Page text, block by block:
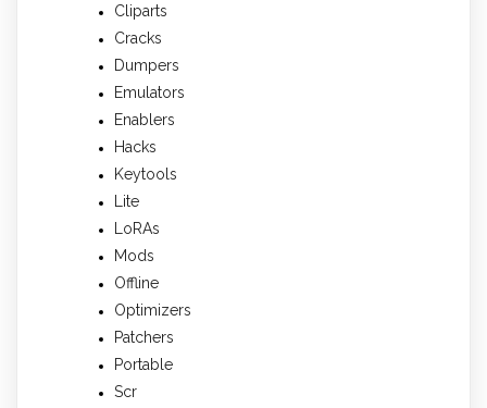
Cliparts
Cracks
Dumpers
Emulators
Enablers
Hacks
Keytools
Lite
LoRAs
Mods
Offline
Optimizers
Patchers
Portable
Scr